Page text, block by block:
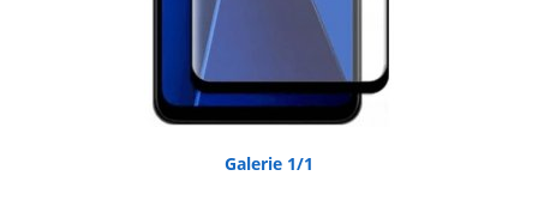
Galerie 1/1